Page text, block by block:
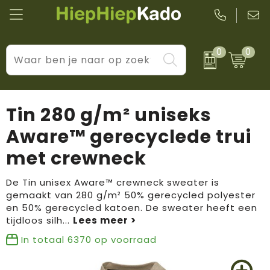
0 0
Kantoor & schrijfwaren
Wellness & verzorging
Tassen & reizen
Huis, tuin & keuken
Elektronica & gadgets
Kleding & accessoires
Sport & vrije tijd
Levensstijl
Prijs & impact
BIC
Brandflavours
Camelbak
Janzen
JBL
Tin 280 g/m² uniseks
Aware™ gerecyclede trui
met crewneck
De Tin unisex Aware™ crewneck sweater is
gemaakt van 280 g/m² 50% gerecycled polyester
en 50% gerecycled katoen. De sweater heeft een
tijdloos silh...
In totaal 6370 op voorraad